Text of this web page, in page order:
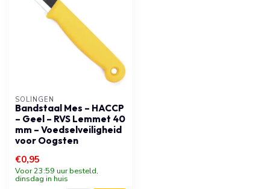
SOLINGEN
Bandstaal Mes – HACCP
– Geel – RVS Lemmet 40
mm – Voedselveiligheid
voor Oogsten
€0,95
Voor 23:59 uur besteld,
dinsdag in huis